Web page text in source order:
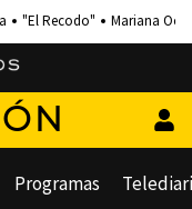
"El Recodo" Mariana
Programas